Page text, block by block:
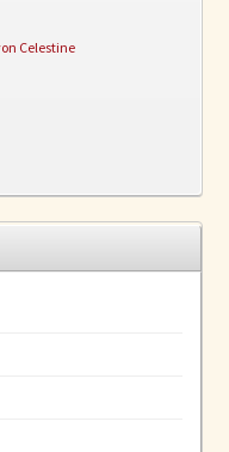
Celestine